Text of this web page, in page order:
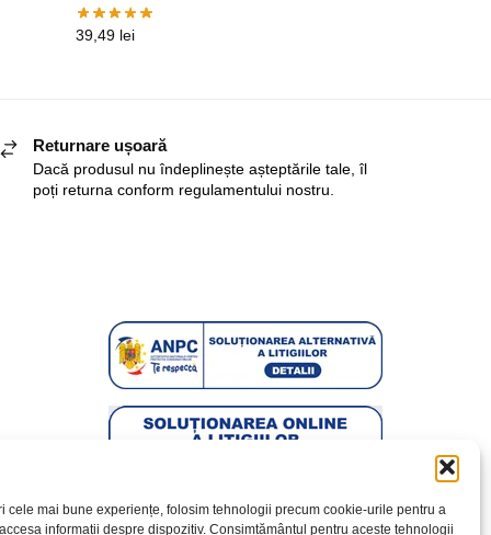
cele mai bune experiențe, folosim tehnologii precum cookie-urile pentru a
informații despre dispozitiv. Consimțământul pentru aceste tehnologii
39,49 lei
Returnare ușoară
Dacă produsul nu îndeplinește așteptările tale, îl
poți returna conform regulamentului nostru.